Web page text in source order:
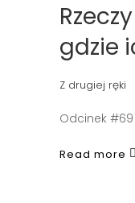
gdzie
Z drugiej ręki
Odcinek #69
Read more